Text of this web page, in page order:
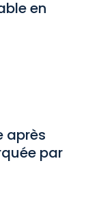
en
après
par